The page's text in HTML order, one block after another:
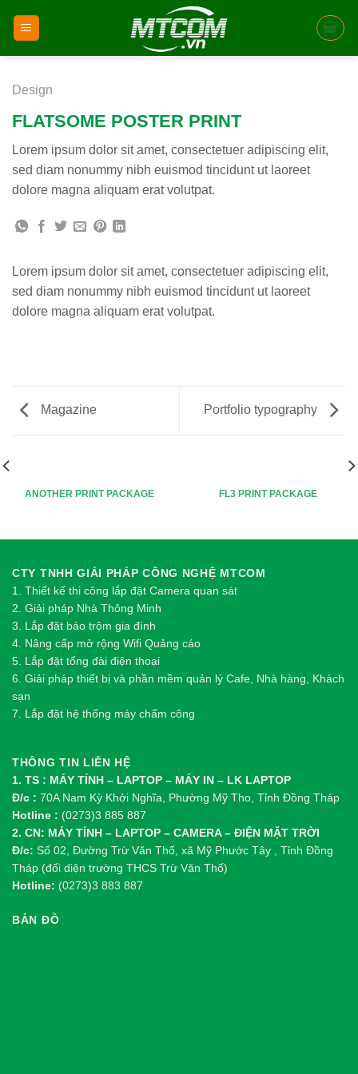
Design
FLATSOME POSTER PRINT
Lorem ipsum dolor sit amet, consectetuer adipiscing elit,
sed diam nonummy nibh euismod tincidunt ut laoreet
dolore magna aliquam erat volutpat.
Lorem ipsum dolor sit amet, consectetuer adipiscing elit,
sed diam nonummy nibh euismod tincidunt ut laoreet
dolore magna aliquam erat volutpat.
Magazine Portfolio typography
ANOTHER PRINT PACKAGE FL3 PRINT PACKAGE
CTY TNHH GIẢI PHÁP CÔNG NGHỆ MTCOM
1. Thiết kế thi công lắp đặt Camera quan sát
2. Giải pháp Nhà Thông Minh
3. Lắp đặt báo trộm gia đình
4. Nâng cấp mở rộng Wifi Quảng cáo
5. Lắp đặt tổng đài điện thoại
6. Giải pháp thiết bị và phần mềm quản lý Cafe, Nhà hàng, Khách
sạn
7. Lắp đặt hệ thống máy chấm công
THÔNG TIN LIÊN HỆ
1. TS : MÁY TÍNH – LAPTOP – MÁY IN – LK LAPTOP
Đ/c : 70A Nam Kỳ Khởi Nghĩa, Phường Mỹ Tho, Tỉnh Đồng Tháp
Hotline : (0273)3 885 887
2. CN: MÁY TÍNH – LAPTOP – CAMERA – ĐIỆN MẶT TRỜI
Đ/c: Số 02, Đường Trừ Văn Thố, xã Mỹ Phước Tây , Tỉnh Đồng
Tháp (đối diện trường THCS Trừ Văn Thố)
Hotline: (0273)3 883 887
BẢN ĐỒ